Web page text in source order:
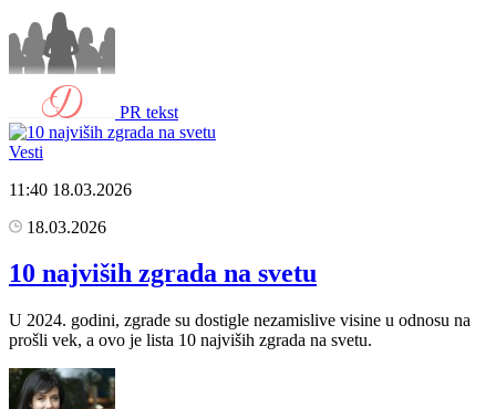
PR tekst
Vesti
11:40 18.03.2026
18.03.2026
10 najviših zgrada na svetu
U 2024. godini, zgrade su dostigle nezamislive visine u odnosu na
prošli vek, a ovo je lista 10 najviših zgrada na svetu.